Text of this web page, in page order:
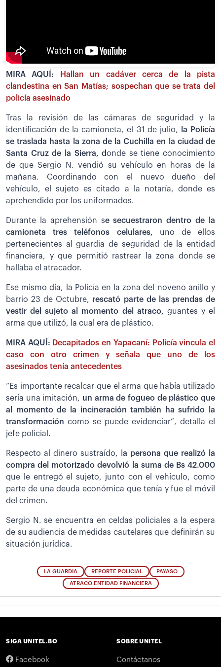
MIRA AQUÍ:
Hallan un cadáver cerca de la pista
clandestina en San Matías; sospechan que se trata del
policía asesinado
Tras la revisión de las cámaras de seguridad y la
identificación de la camioneta, el 31 de julio, la Policía
se traslada hasta la zona de la Cuchilla en la ciudad de
Santa Cruz de la Sierra, donde se tiene conocimiento
de que Sergio N. vendió su vehículo en horas de la
mañana. Coordinando con el nuevo dueño del
vehículo, el sujeto es citado a la notaría, donde es
aprehendido por los uniformados.
Durante la aprehensión se secuestraron dentro de la
camioneta tres teléfonos celulares, uno de ellos
pertenecientes al guardia de seguridad de la entidad
financiera, y que permitió rastrear la zona donde se
hallaba el atracador.
Ese mismo día, la Policía en la zona del noveno anillo y
barrio 23 de Octubre, rescató parte de las prendas de
vestir del sujeto al momento del atraco, guantes y el
arma que utilizó, la cual era de plástico.
MIRA AQUÍ: Decapitados en Yapacaní: Policía vincula el
caso con otro crimen y señala que uno de los
asesinados tenía antecedentes
“Es importante recalcar que el arma que había utilizado
sería una imitación, un arma de fogueo de plástico que
al momento de la incineración también ha sufrido la
transformación como se puede evidenciar”, detalla el
jefe policial.
Respecto al dinero sustraído, l a persona que realizó la
compra del motorizado devolvió la suma de Bs 42.000
que le entregó el sujeto, junto con el vehículo, como
parte de una deuda económica que tenía y fue el móvil
del crimen.
Sergio N. se encuentra en celdas policiales a la espera
de su audiencia de medidas cautelares que definirán su
situación jurídica.
LA GUARDIA REPORTE POLICIAL PAYASO
ATRACO ENTIDAD FINANCIERA
SIGA UNITEL.BO
Facebook
SOBRE UNITEL
Contáctanos